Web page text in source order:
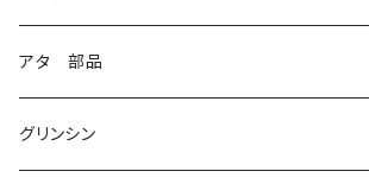
3
アタ 部品
グリンシン